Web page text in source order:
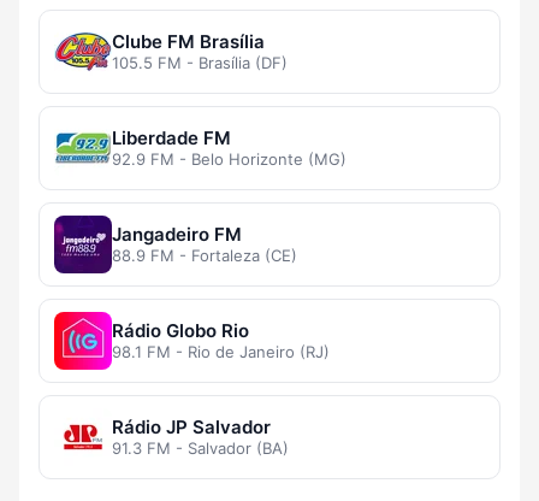
Clube FM Brasília
105.5 FM - Brasília (DF)
Liberdade FM
92.9 FM - Belo Horizonte (MG)
Jangadeiro FM
88.9 FM - Fortaleza (CE)
Rádio Globo Rio
98.1 FM - Rio de Janeiro (RJ)
Rádio JP Salvador
91.3 FM - Salvador (BA)